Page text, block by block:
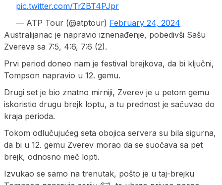
pic.twitter.com/TrZBT4PJpr
— ATP Tour (@atptour) February 24, 2024
Australijanac je napravio iznenađenje, pobedivši Sašu
Zvereva sa 7:5, 4:6, 7:6 (2).
Prvi period doneo nam je festival brejkova, da bi ključni,
Tompson napravio u 12. gemu.
Drugi set je bio znatno mirniji, Zverev je u petom gemu
iskoristio drugu brejk loptu, a tu prednost je sačuvao do
kraja perioda.
Tokom odlučujućeg seta obojica servera su bila sigurna,
da bi u 12. gemu Zverev morao da se suočava sa pet
brejk, odnosno meč lopti.
Izvukao se samo na trenutak, pošto je u taj-brejku